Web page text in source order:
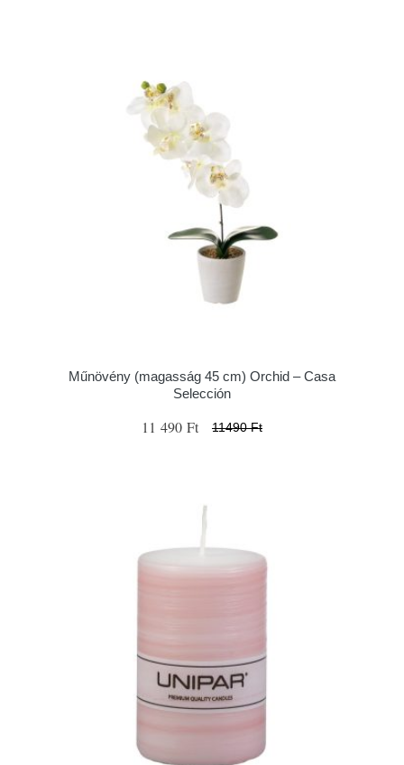
Műnövény (magasság 45 cm) Orchid – Casa
Selección
11 490 Ft 11490 Ft